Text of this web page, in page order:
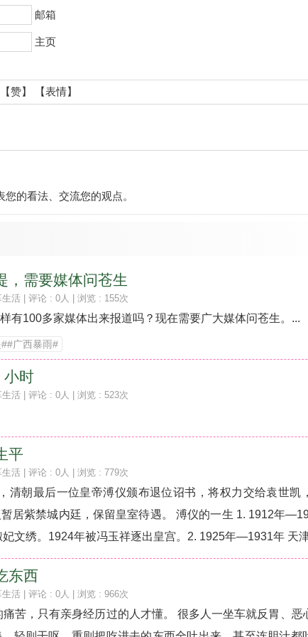
邮箱
主页
【赞】 【表情】
的看法、交流您的观点。
，需要媒体问苍生
生活 | 评论 : 0人 | 浏览 : 155次
有100多家媒体出来报道吗？现在需要广大媒体问苍生。...
广西暴雨#
小时
生活 | 评论 : 0人 | 浏览 : 523次
平
生活 | 评论 : 0人 | 浏览 : 779次
清朝最后一位皇帝溥仪颁布退位诏书，将权力交给袁世凯
居紫禁城内廷，保留皇室待遇。 溥仪的一生 1. 1912年
文绣。1924年被冯玉祥逐出皇宫。2. 1925年—1931年 天
东西
生活 | 评论 : 0人 | 浏览 : 966次
苦，只有亲身经历过的人才懂。 很多人一坐车就反胃、恶